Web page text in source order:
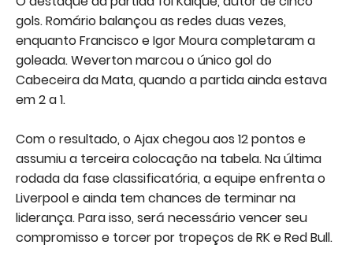
gols. Romário balançou as redes duas vezes,
enquanto Francisco e Igor Moura completaram a
goleada. Weverton marcou o único gol do
Cabeceira da Mata, quando a partida ainda estava
em 2 a 1.
Com o resultado, o Ajax chegou aos 12 pontos e
assumiu a terceira colocação na tabela. Na última
rodada da fase classificatória, a equipe enfrenta o
Liverpool e ainda tem chances de terminar na
liderança. Para isso, será necessário vencer seu
compromisso e torcer por tropeços de RK e Red Bull.